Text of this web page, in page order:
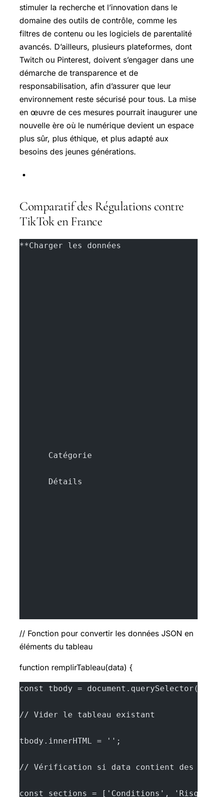
stimuler la recherche et l’innovation dans le
domaine des outils de contrôle, comme les
filtres de contenu ou les logiciels de parentalité
avancés. D’ailleurs, plusieurs plateformes, dont
Twitch ou Pinterest, doivent s’engager dans une
démarche de transparence et de
responsabilisation, afin d’assurer que leur
environnement reste sécurisé pour tous. La mise
en œuvre de ces mesures pourrait inaugurer une
nouvelle ère où le numérique devient un espace
plus sûr, plus éthique, et plus adapté aux
besoins des jeunes générations.
Comparatif des Régulations contre
TikTok en France
**Charger les données
      Catégorie
      Détails
// Fonction pour convertir les données JSON en
éléments du tableau
function remplirTableau(data) {
const tbody =
// Vider le tableau existant
tbody.innerHTML = '';
// Vérification si data contient des
const sections = ['Conditions',